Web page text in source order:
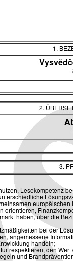
1.
2.
3.
Lesekompetenz
orientieren,
haben, über die
bei der
angemessene
handeln;
respektieren, den
und